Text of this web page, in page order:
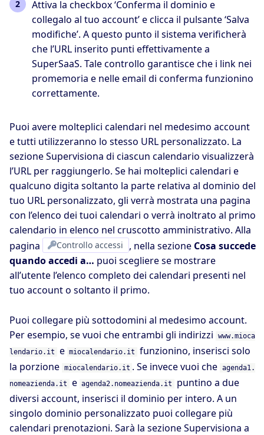
Attiva la checkbox ‘Conferma il dominio e
collegalo al tuo account’ e clicca il pulsante ‘Salva
modifiche’. A questo punto il sistema verificherà
che l’URL inserito punti effettivamente a
SuperSaaS. Tale controllo garantisce che i link nei
promemoria e nelle email di conferma funzionino
correttamente.
Puoi avere molteplici calendari nel medesimo account
e tutti utilizzeranno lo stesso URL personalizzato. La
sezione Supervisiona di ciascun calendario visualizzerà
l’URL per raggiungerlo. Se hai molteplici calendari e
qualcuno digita soltanto la parte relativa al dominio del
tuo URL personalizzato, gli verrà mostrata una pagina
con l’elenco dei tuoi calendari o verrà inoltrato al primo
calendario in elenco nel cruscotto amministrativo. Alla
pagina
Controllo accessi , nella sezione Cosa succede
quando accedi a… puoi scegliere se mostrare
all’utente l’elenco completo dei calendari presenti nel
tuo account o soltanto il primo.
Puoi collegare più sottodomini al medesimo account.
Per esempio, se vuoi che entrambi gli indirizzi
www.mioca
lendario.it
e miocalendario.it
funzionino, inserisci solo
la porzione miocalendario.it . Se invece vuoi che agenda1.
nomeazienda.it
e agenda2.nomeazienda.it
puntino a due
diversi account, inserisci il dominio per intero. A un
singolo dominio personalizzato puoi collegare più
calendari prenotazioni. Sarà la sezione Supervisiona a